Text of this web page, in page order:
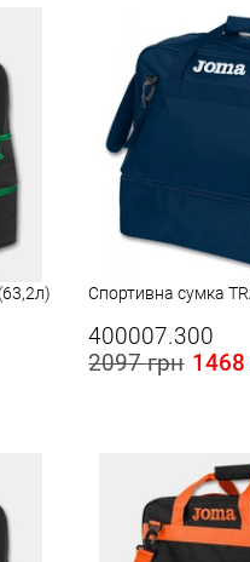
Спортивна сумка
400007.300
2097 грн 1468